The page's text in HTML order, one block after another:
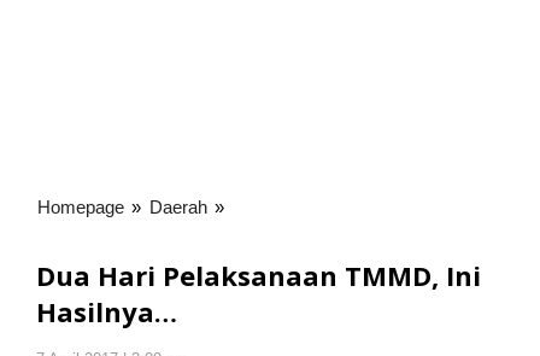
Homepage » Daerah »
TMMD,
Dua Hari Pelaksanaan TMMD, Ini
Hasilnya…